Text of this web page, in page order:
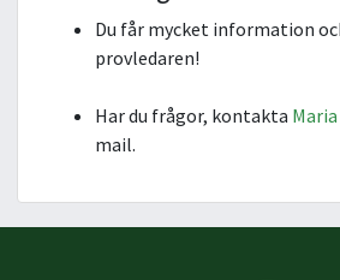
Du får mycket information
provledaren!
Har du frågor, kontakta
mail.